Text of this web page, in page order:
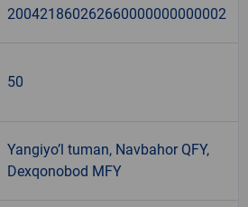
200421860262660000000000002
50
Yangiyo’l tuman, Navbahor QFY,
Dexqonobod MFY